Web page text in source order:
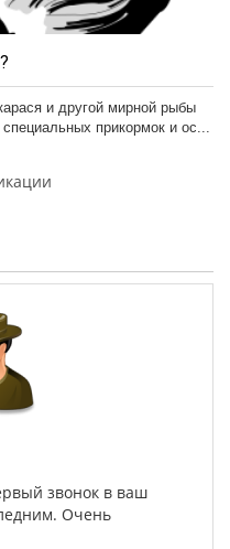
и другой мирной рыбы
прикормок и ос...
звонок в ваш
Очень